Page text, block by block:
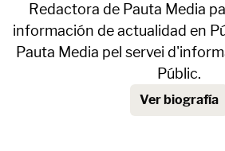
Redactora de Pauta Media
información de actualidad en
Pauta Media pel servei
Públic.
Ver biografía